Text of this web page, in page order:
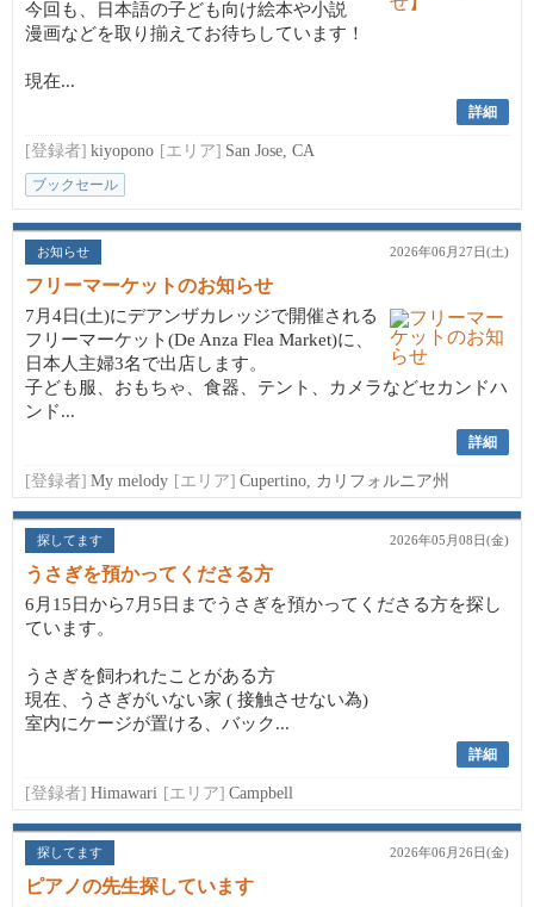
今回も、日本語の子ども向け絵本や小説
漫画などを取り揃えてお待ちしています！
現在...
詳細
[登録者] kiyopono [エリア] San Jose, CA
ブックセール
お知らせ 2026年06月27日(土)
フリーマーケットのお知らせ
7月4日(土)にデアンザカレッジで開催される
フリーマーケット(De Anza Flea Market)に、
日本人主婦3名で出店します。
子ども服、おもちゃ、食器、テント、カメラなどセカンドハ
ンド...
詳細
[登録者] My melody [エリア] Cupertino, カリフォルニア州
探してます 2026年05月08日(金)
うさぎを預かってくださる方
6月15日から7月5日までうさぎを預かってくださる方を探し
ています。
うさぎを飼われたことがある方
現在、うさぎがいない家 ( 接触させない為)
室内にケージが置ける、バック...
詳細
[登録者] Himawari [エリア] Campbell
探してます 2026年06月26日(金)
ピアノの先生探しています